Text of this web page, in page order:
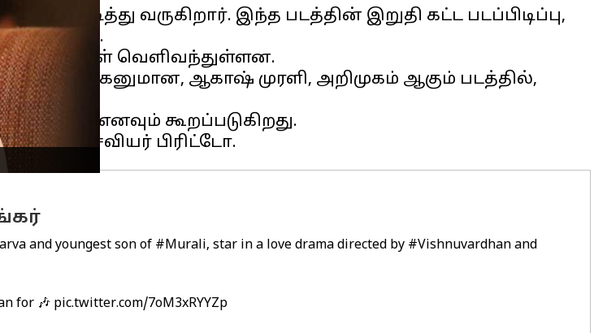
நடித்து வருகிறார். இந்த படத்தின் இறுதி கட்ட படப்பிடிப்பு,
செய்திகள் வெளிவந்துள்ளன.
இளைய மகனுமான, ஆகாஷ் முரளி, அறிமுகம் ஆகும் படத்தில்,
எனவும் கூறப்படுகிறது.
and youngest son of #Murali, star in a love drama directed by #Vishnuvardhan and
for 🎶 pic.twitter.com/7oM3xRYYZp